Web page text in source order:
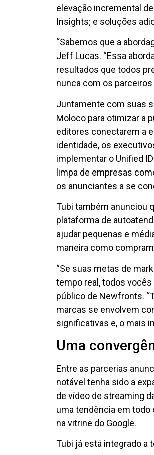
elevação incremental
Insights; e soluções
“Sabemos que a
Jeff Lucas. “Essa
resultados que todos
nunca com os
Juntamente com suas
Moloco para otimizar a
editores conectarem a
identidade, os
implementar o Unified
limpa de empresas
os anunciantes a se
Tubi também anunciou
plataforma de
ajudar pequenas e
maneira como
“Se suas metas de
tempo real, todos
público de Newfronts.
marcas se envolvem
significativas e, o mais
Uma
Entre as parcerias
notável tenha sido a
de vídeo de streaming
uma tendência em todo
na vitrine do Google.
Tubi já está integrado a